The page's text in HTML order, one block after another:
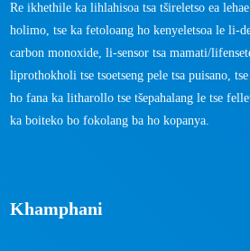
Re ikhethile ka lihlahisoa tsa tšireletso ea
holimo, tse ka fetoloang ho kenyeletsoa le li-
carbon monoxide, li-sensor tsa mamati/
liprothokholi tse tsoetseng pele tsa puisano,
ho fana ka litharollo tse tšepahalang le tse
ka boiteko bo fokolang ba ho kopanya.
Khamphani